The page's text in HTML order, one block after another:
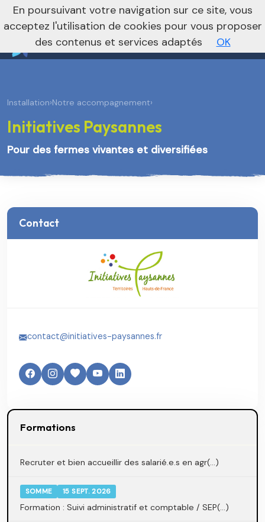
Vers le site national
nivo_2026: 1
Installation›Notre accompagnement›
Initiatives Paysannes
Pour des fermes vivantes et diversifiées
Contact
contact@initiatives-paysannes.fr
Formations
Recruter et bien accueillir des salarié.e.s en agr(...)
SOMME 15 SEPT. 2026
Formation : Suivi administratif et comptable / SEP(...)
En poursuivant votre navigation sur ce site, vous
acceptez l'utilisation de cookies pour vous proposer
des contenus et services adaptés
OK